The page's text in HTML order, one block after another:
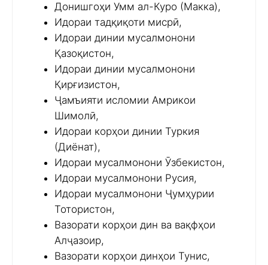
Донишгоҳи Умм ал-Куро (Макка),
Идораи тадқиқоти мисрӣ,
Идораи динии мусалмонони
Қазоқистон,
Идораи динии мусалмонони
Қирғизистон,
Ҷамъияти исломии Амрикои
Шимолӣ,
Идораи корҳои динии Туркия
(Диёнат),
Идораи мусалмонони Ӯзбекистон,
Идораи мусалмонони Русия,
Идораи мусалмонони Ҷумҳурии
Тотористон,
Вазорати корҳои дин ва вақфҳои
Алҷазоир,
Вазорати корҳои динҳои Тунис,